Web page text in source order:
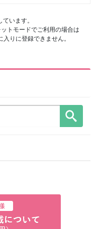
ています。
トモードでご利用の場合は
りに登録できません。